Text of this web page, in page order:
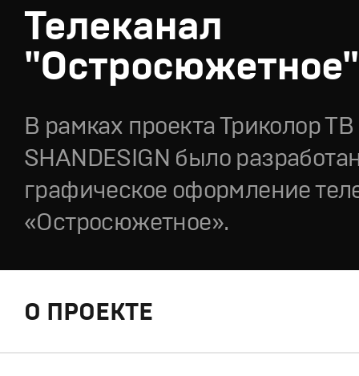
Телеканал
"Остросюжетное"
В рамках проекта Триколор
SHANDESIGN было
графическое оформление
«Остросюжетное».
О ПРОЕКТЕ